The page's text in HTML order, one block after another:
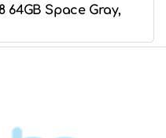
Space Gray,